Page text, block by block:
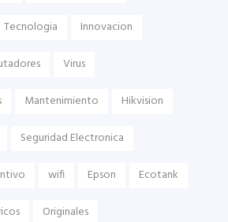
Tecnologia Innovacion
Virus
Mantenimiento Hikvision
Seguridad Electronica
wifi Epson Ecotank
Originales